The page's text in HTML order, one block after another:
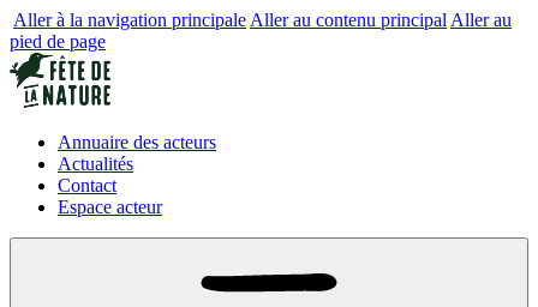
Aller à la navigation principale Aller au contenu principal Aller au
pied de page
Annuaire des acteurs
Actualités
Contact
Espace acteur